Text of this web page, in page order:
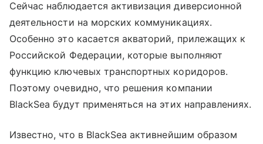
Сейчас наблюдается активизация диверсионной
деятельности на морских коммуникациях.
Особенно это касается акваторий, прилежащих к
Российской Федерации, которые выполняют
функцию ключевых транспортных коридоров.
Поэтому очевидно, что решения компании
BlackSea будут применяться на этих направлениях.
Известно, что в BlackSea активнейшим образом